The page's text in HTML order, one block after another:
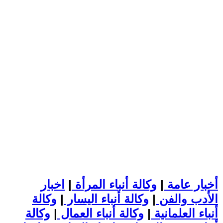
أخبار عامة | وكالة أنباء المرأة | اخبار
الأدب والفن | وكالة أنباء اليسار | وكالة
أنباء العلمانية | وكالة أنباء العمال | وكالة